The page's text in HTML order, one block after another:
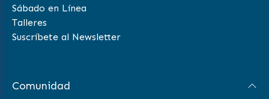
Sábado en Línea
Talleres
Suscríbete al Newsletter
Comunidad